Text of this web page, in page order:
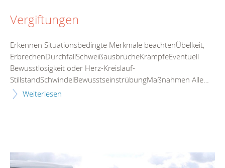
Vergiftungen
Erkennen Situationsbedingte Merkmale beachtenÜbelkeit,
ErbrechenDurchfallSchweißausbrücheKrämpfeEventuell
Bewusstlosigkeit oder Herz-Kreislauf-
StillstandSchwindelBewusstseinstrübungMaßnahmen Alle…
Weiterlesen